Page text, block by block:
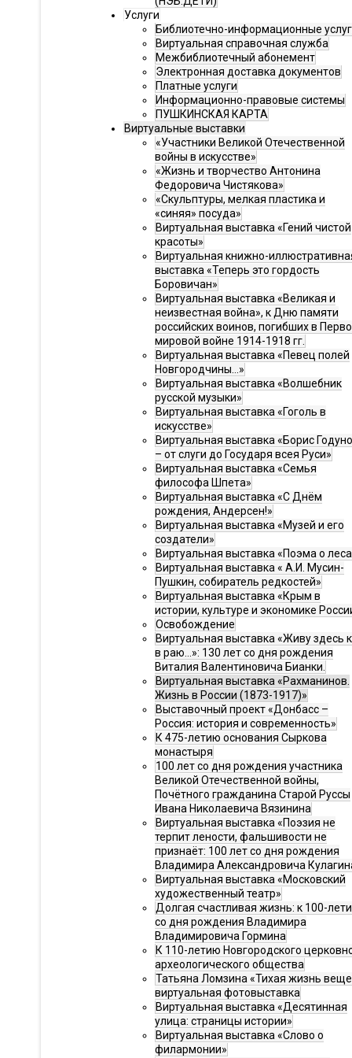
Услуги
Библиотечно-информационные
Виртуальная справочная служба
Межбиблиотечный абонемент
Электронная доставка документов
Платные услуги
Информационно-правовые системы
ПУШКИНСКАЯ КАРТА
Виртуальные выставки
«Участники Великой Отечественной
войны в искусстве»
«Жизнь и творчество Антонина
Федоровича Чистякова»
«Скульптуры, мелкая пластика и
«синяя» посуда»
Виртуальная выставка «Гений чистой
красоты»
Виртуальная книжно-
выставка «Теперь это гордость
Боровичан»
Виртуальная выставка «Великая и
неизвестная война», к Дню памяти
российских воинов, погибших в
мировой войне 1914-1918 гг.
Виртуальная выставка «Певец полей
Новгородчины…»
Виртуальная выставка «Волшебник
русской музыки»
Виртуальная выставка «Гоголь в
искусстве»
Виртуальная выставка «Борис
– от слуги до Государя всея Руси»
Виртуальная выставка «Семья
философа Шпета»
Виртуальная выставка «С Днём
рождения, Андерсен!»
Виртуальная выставка «Музей и его
создатели»
Виртуальная выставка «Поэма о
Виртуальная выставка « А.И. Мусин-
Пушкин, собиратель редкостей»
Виртуальная выставка «Крым в
истории, культуре и экономике
Освобождение
Виртуальная выставка «Живу здесь
в раю…»: 130 лет со дня рождения
Виталия Валентиновича Бианки.
Виртуальная выставка «Рахманинов.
Жизнь в России (1873-1917)»
Выставочный проект «Донбасс –
Россия: история и современность»
К 475-летию основания Сыркова
монастыря
100 лет со дня рождения участника
Великой Отечественной войны,
Почётного гражданина Старой Руссы
Ивана Николаевича Вязинина
Виртуальная выставка «Поэзия не
терпит лености, фальшивости не
признаёт: 100 лет со дня рождения
Владимира Александровича
Виртуальная выставка «Московский
художественный театр»
Долгая счастливая жизнь: к 100-
со дня рождения Владимира
Владимировича Гормина
К 110-летию Новгородского
археологического общества
Татьяна Ломзина «Тихая жизнь
виртуальная фотовыставка
Виртуальная выставка «Десятинная
улица: страницы истории»
Виртуальная выставка «Слово о
филармонии»